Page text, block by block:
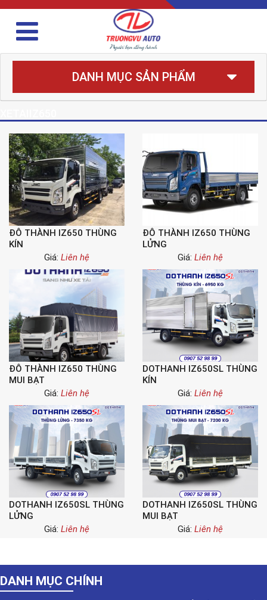
DANH MỤC SẢN PHẨM
ĐÔ THÀNH IZ650 THÙNG
KÍN
Giá: Liên hệ
ĐÔ THÀNH IZ650 THÙNG
LỬNG
Giá: Liên hệ
ĐÔ THÀNH IZ650 THÙNG
MUI BẠT
Giá: Liên hệ
DOTHANH IZ650SL THÙNG
KÍN
Giá: Liên hệ
DOTHANH IZ650SL THÙNG
LỬNG
Giá: Liên hệ
DOTHANH IZ650SL THÙNG
MUI BẠT
Giá: Liên hệ
DANH MỤC CHÍNH